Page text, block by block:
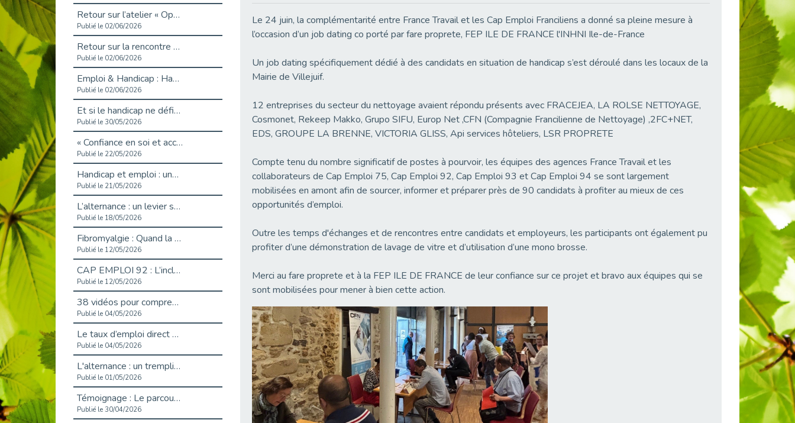
Retour sur l’atelier « Optimiser sa recherche d’emploi »
Publié le 02/06/2026
Retour sur la rencontre entre Cap Emploi 92 et Thales (Campus Meudon)
Publié le 02/06/2026
Emploi & Handicap : Hachette Livre et Cap emploi 92 renforcent leur collaboration
Publié le 02/06/2026
Et si le handicap ne définissait plus la carrière ?
Publié le 30/05/2026
« Confiance en soi et acceptation du handicap » : un levier puissant vers l’emploi
Publié le 22/05/2026
Handicap et emploi : une matinée pour briser les tabous
Publié le 21/05/2026
L’alternance : un levier stratégique pour recruter et inclure durablement
Publié le 18/05/2026
Fibromyalgie : Quand la douleur invisible s’invite au bureau
Publié le 12/05/2026
CAP EMPLOI 92 : L’inclusion portée à son sommet, bien au-delà des quotas
Publié le 12/05/2026
38 vidéos pour comprendre et agir durablement
Publié le 04/05/2026
Le taux d’emploi direct dans la fonction publique dépasse 6 % en 2025
Publié le 04/05/2026
L'alternance : un tremplin vers l'emploi aussi pour les personnes en situation de handicap
Publié le 01/05/2026
Témoignage : Le parcours de Marc, 44 ans
Publié le 30/04/2026
Le 24 juin, la complémentarité entre France Travail et les Cap Emploi Franciliens a donné sa pleine mesure à
l’occasion d’un job dating co porté par fare proprete, FEP ILE DE FRANCE l'INHNI Ile-de-France
Un job dating spécifiquement dédié à des candidats en situation de handicap s’est déroulé dans les locaux de la
Mairie de Villejuif.
12 entreprises du secteur du nettoyage avaient répondu présents avec FRACEJEA, LA ROLSE NETTOYAGE,
Cosmonet, Rekeep Makko, Grupo SIFU, Europ Net ,CFN (Compagnie Francilienne de Nettoyage) ,2FC+NET,
EDS, GROUPE LA BRENNE, VICTORIA GLISS, Api services hôteliers, LSR PROPRETE
Compte tenu du nombre significatif de postes à pourvoir, les équipes des agences France Travail et les
collaborateurs de Cap Emploi 75, Cap Emploi 92, Cap Emploi 93 et Cap Emploi 94 se sont largement
mobilisées en amont afin de sourcer, informer et préparer près de 90 candidats à profiter au mieux de ces
opportunités d’emploi.
Outre les temps d'échanges et de rencontres entre candidats et employeurs, les participants ont également pu
profiter d’une démonstration de lavage de vitre et d’utilisation d’une mono brosse.
Merci au fare proprete et à la FEP ILE DE FRANCE de leur confiance sur ce projet et bravo aux équipes qui se
sont mobilisées pour mener à bien cette action.